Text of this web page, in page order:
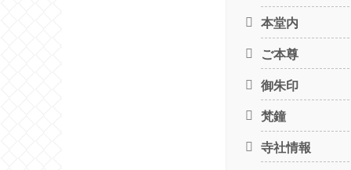
本堂内
ご本尊
御朱印
梵鐘
寺社情報